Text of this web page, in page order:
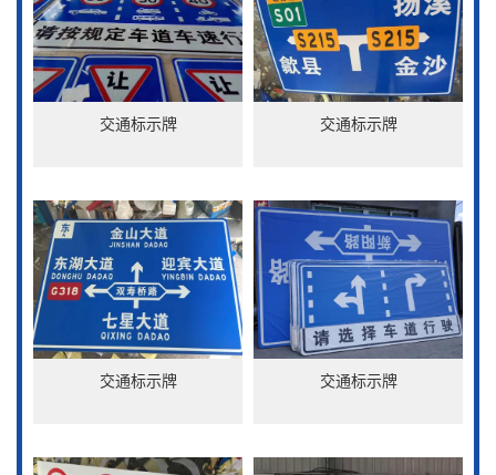
交通标示牌 交通标示牌
交通标示牌 交通标示牌